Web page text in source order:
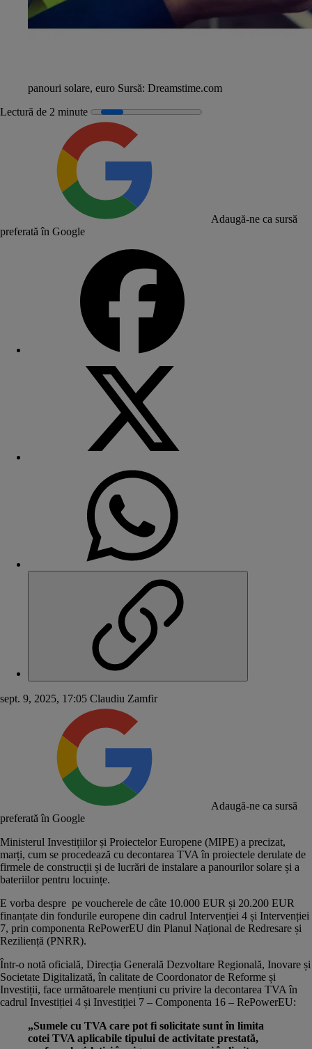
panouri solare, euro Sursă: Dreamstime.com
Lectură de 2 minute
Adaugă-ne ca sursă
preferată în Google
sept. 9, 2025, 17:05 Claudiu Zamfir
Adaugă-ne ca sursă
preferată în Google
Ministerul Investițiilor și Proiectelor Europene (MIPE) a precizat,
marți, cum se procedează cu decontarea TVA în proiectele derulate de
firmele de construcții și de lucrări de instalare a panourilor solare și a
bateriilor pentru locuințe.
E vorba despre pe voucherele de câte 10.000 EUR și 20.200 EUR
finanțate din fondurile europene din cadrul Intervenției 4 și Intervenției
7, prin componenta RePowerEU din Planul Național de Redresare și
Reziliență (PNRR).
Într-o notă oficială, Direcția Generală Dezvoltare Regională, Inovare și
Societate Digitalizată, în calitate de Coordonator de Reforme și
Investiții, face următoarele mențiuni cu privire la decontarea TVA în
cadrul Investiției 4 și Investiției 7 – Componenta 16 – RePowerEU:
„Sumele cu TVA care pot fi solicitate sunt în limita
cotei TVA aplicabile tipului de activitate prestată,